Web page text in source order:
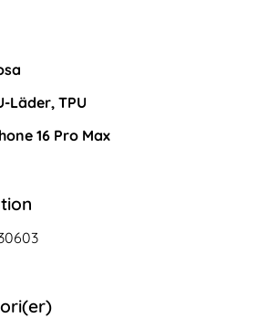
Köp
2-PACK Skärmskydd Härdat Glas
denna produkt
Läder, TPU
16 Pro Max